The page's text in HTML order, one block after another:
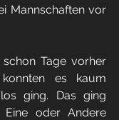
Mannschaften vor
Tage vorher
es kaum
ging. Das ging
oder Andere